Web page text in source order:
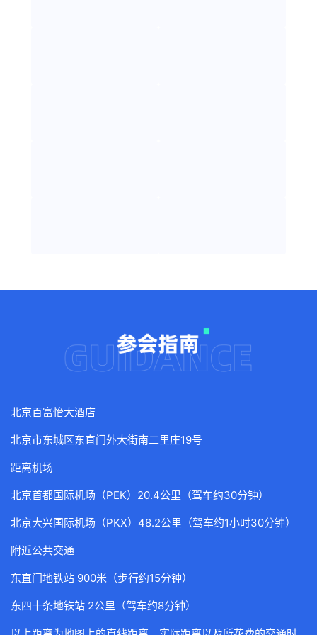
北京百富怡大酒店
北京市东城区东直门外大街南二里庄19号
距离机场
北京首都国际机场（PEK）20.4公里（驾车约30分钟）
北京大兴国际机场（PKX）48.2公里（驾车约1小时30分钟）
附近公共交通
东直门地铁站 900米（步行约15分钟）
东四十条地铁站 2公里（驾车约8分钟）